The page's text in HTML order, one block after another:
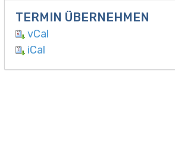
TERMIN ÜBERNEHMEN
vCal
iCal